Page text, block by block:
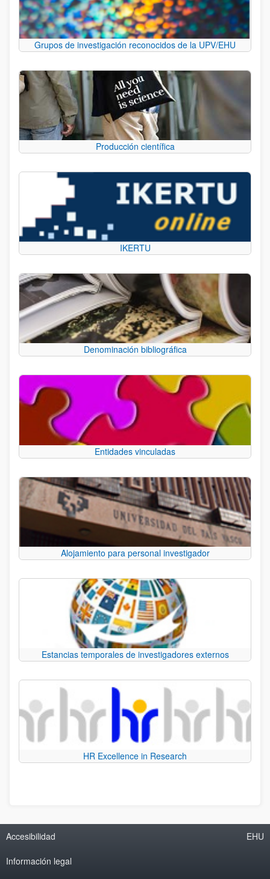
Grupos de investigación reconocidos de la UPV/EHU
Producción científica
IKERTU
Denominación bibliográfica
Entidades vinculadas
Alojamiento para personal investigador
Estancias temporales de investigadores externos
HR Excellence in Research
Accesibilidad
Información legal
EHU